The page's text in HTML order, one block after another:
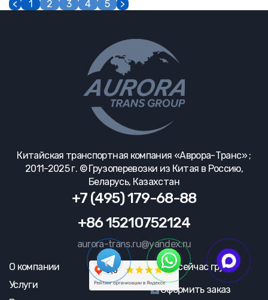
< 1 2 3 4 5 >
Китайская транспортная компания «Аврора-Транс» ;
2011-2025 г. © Грузоперевозки из Китая в Россию,
Беларусь, Казахстан
+7 (495) 179-68-88
+86 15210752124
aurora-trans.ru@yandex.ru
О компании
Услуги
Где сейчас груз?
Оформить заказ